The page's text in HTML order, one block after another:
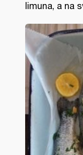
limuna, a na